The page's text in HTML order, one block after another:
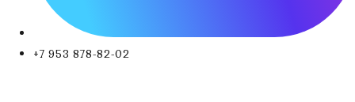
+7 953 878-82-02